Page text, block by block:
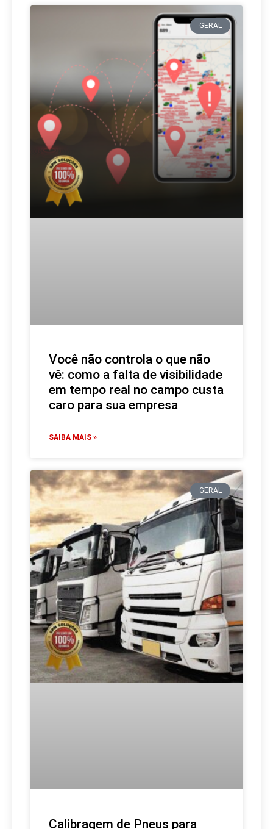
GERAL
Você não controla o que não
vê: como a falta de visibilidade
em tempo real no campo custa
caro para sua empresa
SAIBA MAIS »
GERAL
Calibragem de Pneus para